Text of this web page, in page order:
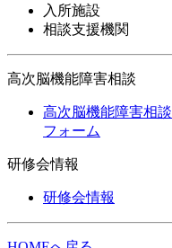
入所施設
相談支援機関
高次脳機能障害相談
高次脳機能障害相談
フォーム
研修会情報
研修会情報